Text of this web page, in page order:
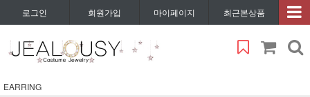
로그인 회원가입 마이페이지 최근본상품
EARRING